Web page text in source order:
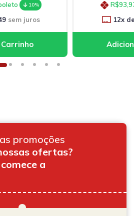
10%
sem juros
12x
promoções
ofertas?
a